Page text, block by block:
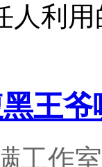
人利
王爷
工作室